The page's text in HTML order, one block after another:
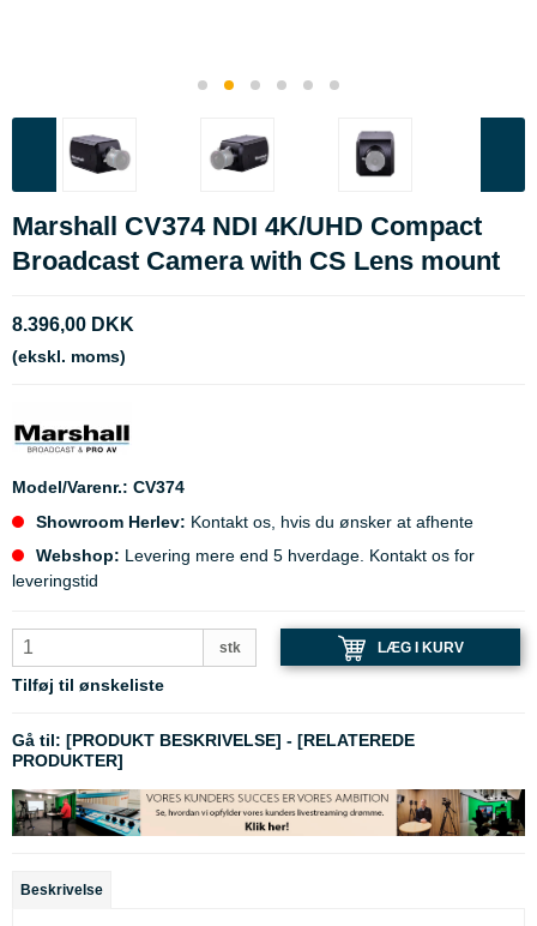
Marshall CV374 NDI 4K/UHD Compact
Broadcast Camera with CS Lens mount
8.396,00 DKK
(ekskl. moms)
Model/Varenr.: CV374
Showroom Herlev: Kontakt os, hvis du ønsker at afhente
Webshop: Levering mere end 5 hverdage. Kontakt os for
leveringstid
stk LÆG I KURV
Tilføj til ønskeliste
Gå til: [PRODUKT BESKRIVELSE] - [RELATEREDE
PRODUKTER]
Beskrivelse